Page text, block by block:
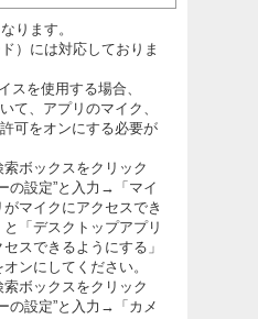
ります。
）には対応しておりま
スを使用する場合、
て、アプリのマイク、
可をオンにする必要が
ボックスをクリック
の設定”と入力→「マイ
マイクにアクセスでき
「デスクトップアプリ
スできるようにする」
ンにしてください。
ボックスをクリック
の設定”と入力→「カメ